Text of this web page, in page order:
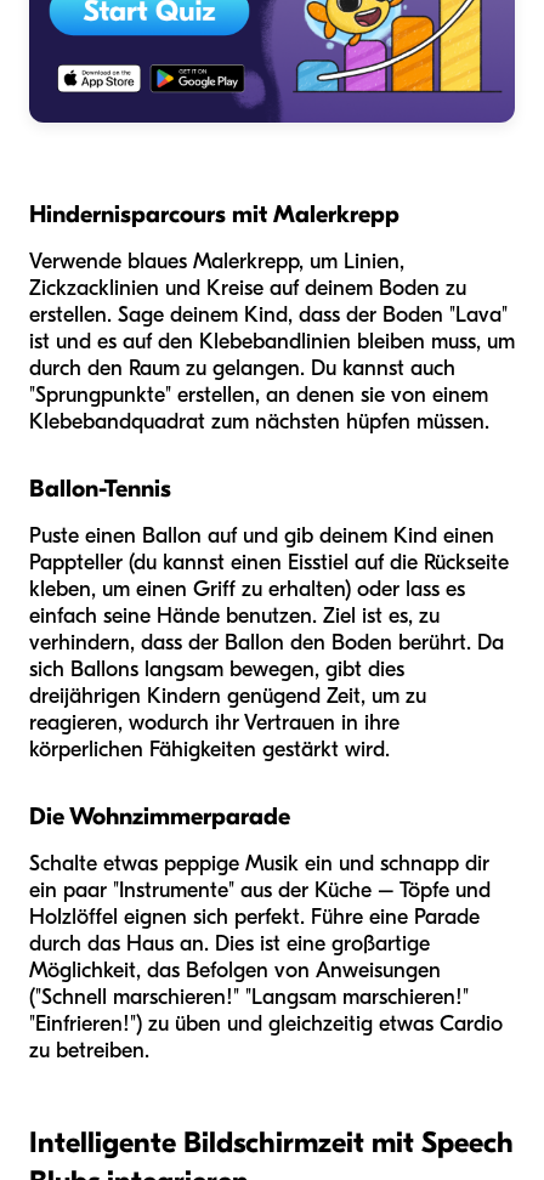
Hindernisparcours mit Malerkrepp
Verwende blaues Malerkrepp, um Linien,
Zickzacklinien und Kreise auf deinem Boden zu
erstellen. Sage deinem Kind, dass der Boden "Lava"
ist und es auf den Klebebandlinien bleiben muss, um
durch den Raum zu gelangen. Du kannst auch
"Sprungpunkte" erstellen, an denen sie von einem
Klebebandquadrat zum nächsten hüpfen müssen.
Ballon-Tennis
Puste einen Ballon auf und gib deinem Kind einen
Pappteller (du kannst einen Eisstiel auf die Rückseite
kleben, um einen Griff zu erhalten) oder lass es
einfach seine Hände benutzen. Ziel ist es, zu
verhindern, dass der Ballon den Boden berührt. Da
sich Ballons langsam bewegen, gibt dies
dreijährigen Kindern genügend Zeit, um zu
reagieren, wodurch ihr Vertrauen in ihre
körperlichen Fähigkeiten gestärkt wird.
Die Wohnzimmerparade
Schalte etwas peppige Musik ein und schnapp dir
ein paar "Instrumente" aus der Küche – Töpfe und
Holzlöffel eignen sich perfekt. Führe eine Parade
durch das Haus an. Dies ist eine großartige
Möglichkeit, das Befolgen von Anweisungen
("Schnell marschieren!" "Langsam marschieren!"
"Einfrieren!") zu üben und gleichzeitig etwas Cardio
zu betreiben.
Intelligente Bildschirmzeit mit Speech